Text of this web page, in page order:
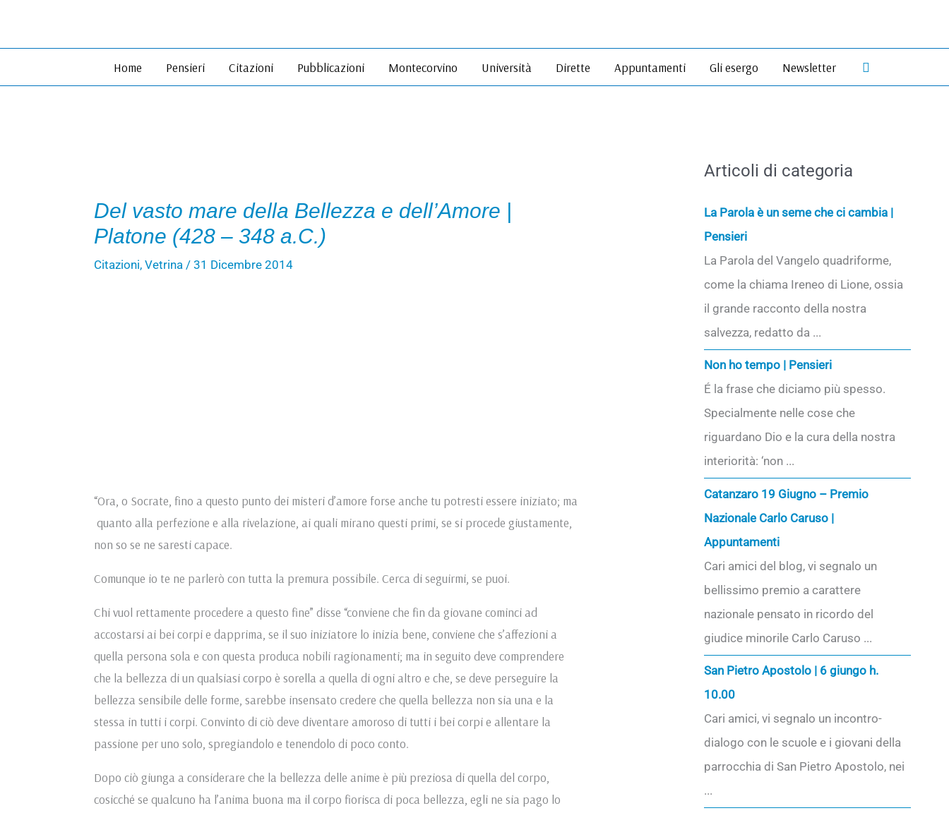
Home Pensieri Citazioni Pubblicazioni Montecorvino Università Dirette Appuntamenti Gli esergo Newsletter Cerca
Del vasto mare della Bellezza e dell’Amore |
Platone (428 – 348 a.C.)
Citazioni,Vetrina /31 Dicembre 2014
“Ora, o Socrate, fino a questo punto dei misteri d’amore forse anche tu potresti essere iniziato; ma
quanto alla perfezione e alla rivelazione, ai quali mirano questi primi, se si procede giustamente,
non so se ne saresti capace.
Comunque io te ne parlerò con tutta la premura possibile. Cerca di seguirmi, se puoi.
Chi vuol rettamente procedere a questo fine” disse “conviene che fin da giovane cominci ad
accostarsi ai bei corpi e dapprima, se il suo iniziatore lo inizia bene, conviene che s’affezioni a
quella persona sola e con questa produca nobili ragionamenti; ma in seguito deve comprendere
che la bellezza di un qualsiasi corpo è sorella a quella di ogni altro e che, se deve perseguire la
bellezza sensibile delle forme, sarebbe insensato credere che quella bellezza non sia una e la
stessa in tutti i corpi. Convinto di ciò deve diventare amoroso di tutti i bei corpi e allentare la
passione per uno solo, spregiandolo e tenendolo di poco conto.
Dopo ciò giunga a considerare che la bellezza delle anime è più preziosa di quella del corpo,
cosicché se qualcuno ha l’anima buona ma il corpo fiorisca di poca bellezza, egli ne sia pago lo
Articoli di categoria
La Parola è un seme che ci cambia |
Pensieri
La Parola del Vangelo quadriforme,
come la chiama Ireneo di Lione, ossia
il grande racconto della nostra
salvezza, redatto da ...
Non ho tempo | Pensieri
É la frase che diciamo più spesso.
Specialmente nelle cose che
riguardano Dio e la cura della nostra
interiorità: ‘non ...
Catanzaro 19 Giugno – Premio
Nazionale Carlo Caruso |
Appuntamenti
Cari amici del blog, vi segnalo un
bellissimo premio a carattere
nazionale pensato in ricordo del
giudice minorile Carlo Caruso ...
San Pietro Apostolo | 6 giungo h.
10.00
Cari amici, vi segnalo un incontro-
dialogo con le scuole e i giovani della
parrocchia di San Pietro Apostolo, nei
...